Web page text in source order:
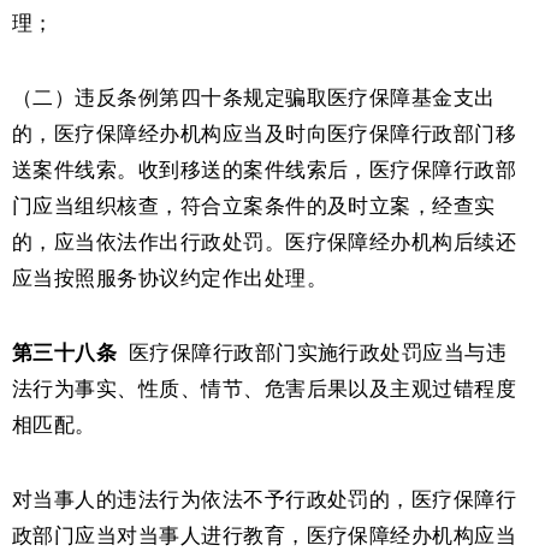
理；
（二）违反条例第四十条规定骗取医疗保障基金支出
的，医疗保障经办机构应当及时向医疗保障行政部门移
送案件线索。收到移送的案件线索后，医疗保障行政部
门应当组织核查，符合立案条件的及时立案，经查实
的，应当依法作出行政处罚。医疗保障经办机构后续还
应当按照服务协议约定作出处理。
第三十八条
医疗保障行政部门实施行政处罚应当与违
法行为事实、性质、情节、危害后果以及主观过错程度
相匹配。
对当事人的违法行为依法不予行政处罚的，医疗保障行
政部门应当对当事人进行教育，医疗保障经办机构应当